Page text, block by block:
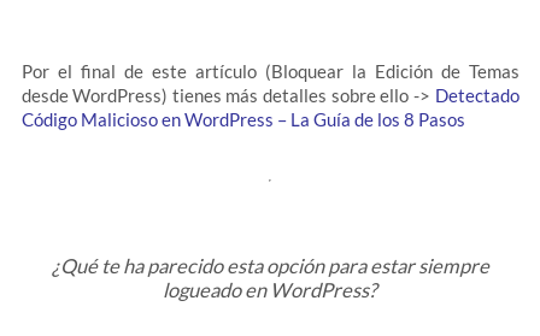
Por el final de este artículo (Bloquear la Edición de Temas
desde WordPress) tienes más detalles sobre ello -> Detectado
Código Malicioso en WordPress – La Guía de los 8 Pasos
¿Qué te ha parecido esta opción para estar siempre
logueado en WordPress?